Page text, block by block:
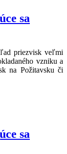
sa
priezvisk veľmi
vzniku a
na Požitavsku či
sa